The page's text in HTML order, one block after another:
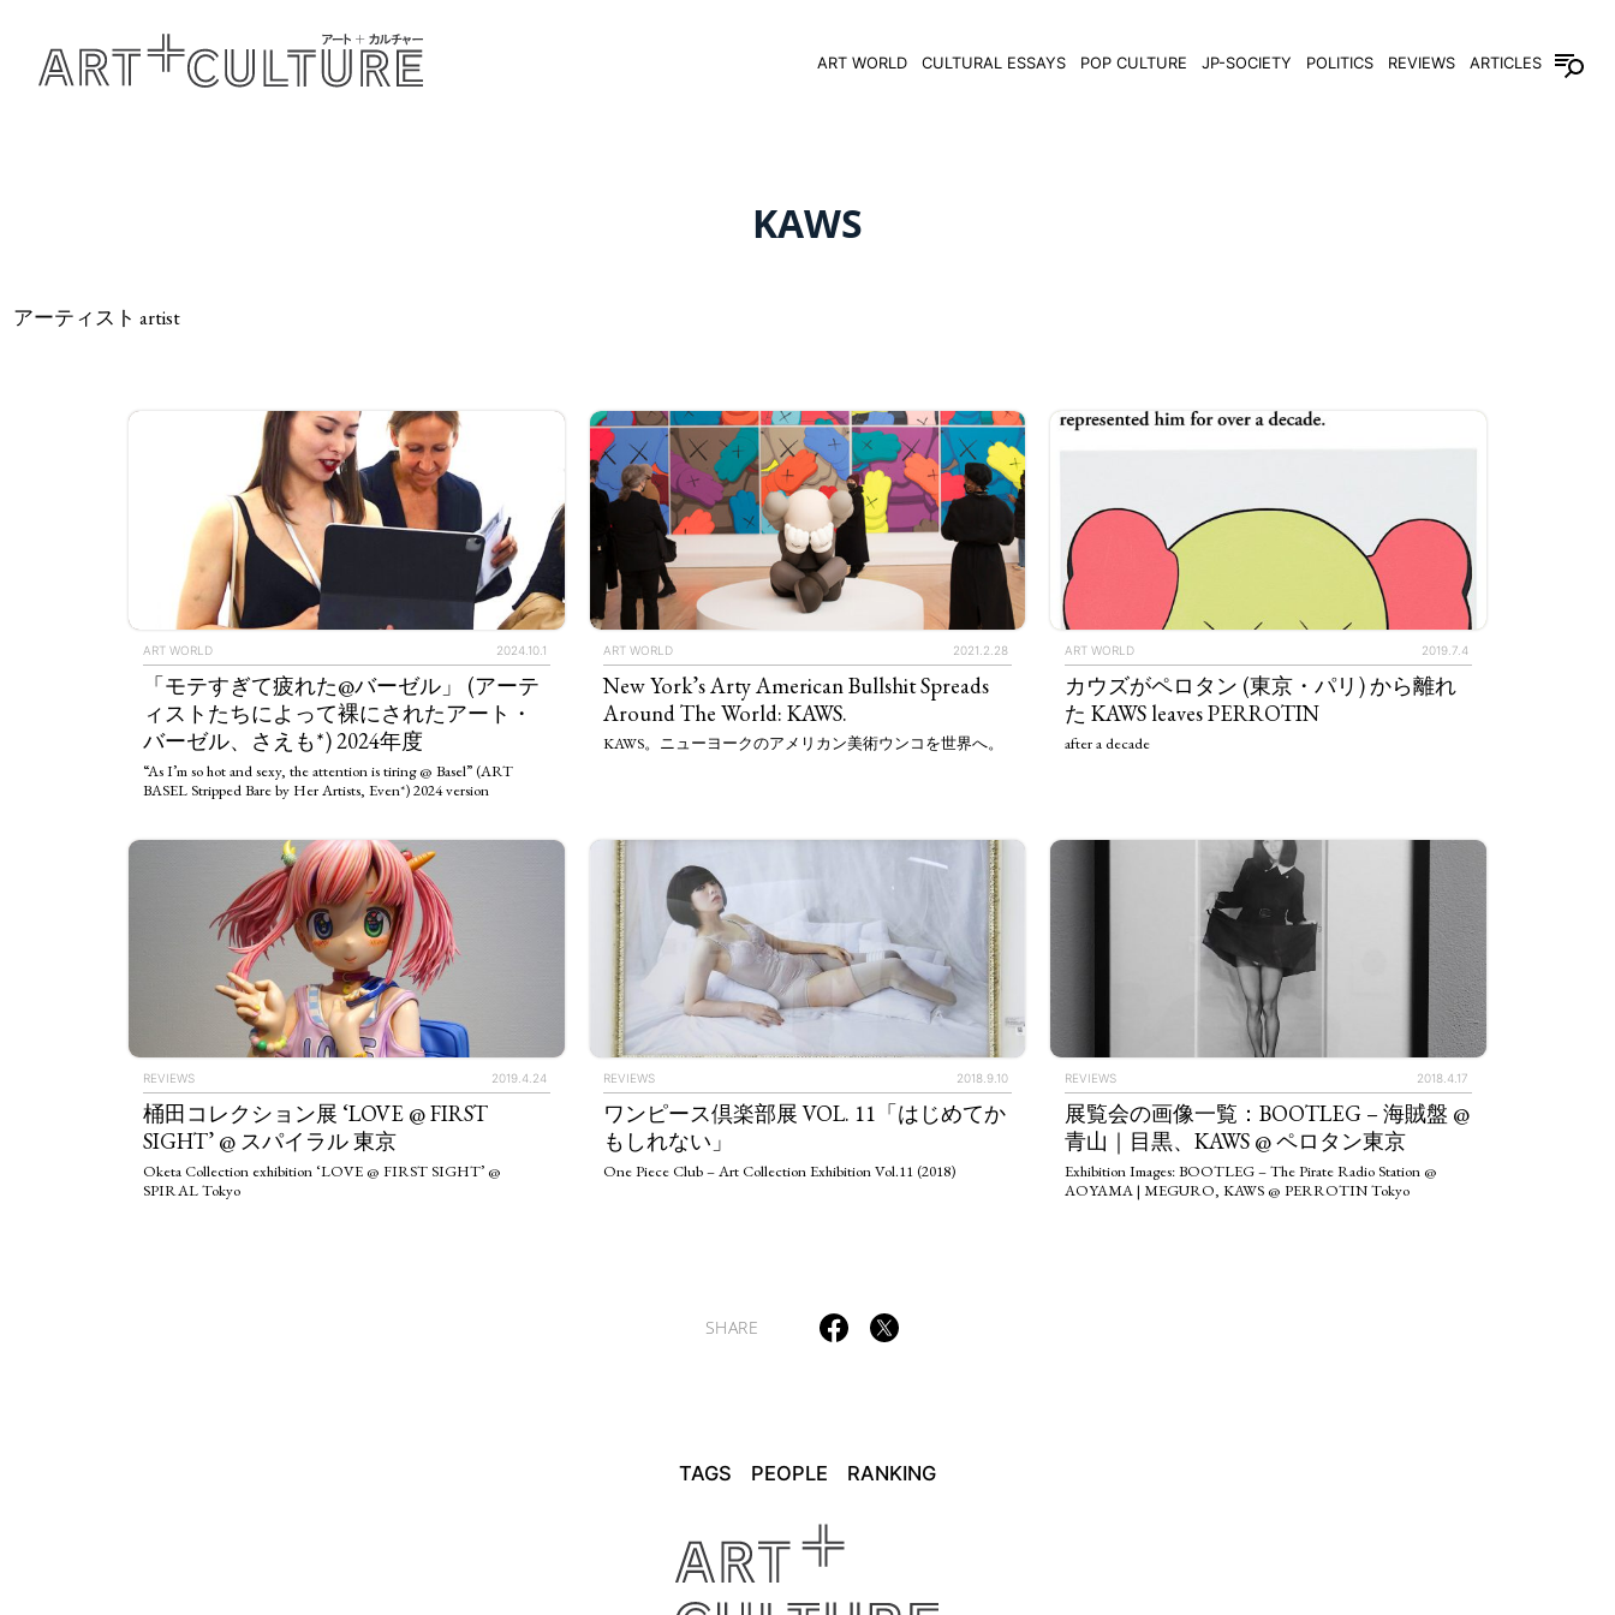
ART WORLD CULTURAL ESSAYS POP CULTURE JP-SOCIETY POLITICS REVIEWS ARTICLES
TAGS RANKING
ART WORLD CULTURAL ESSAYS POP CULTURE JP-SOCIETY POLITICS REVIEWS ARTICLES
KAWS
アーティスト artist
ART WORLD 2024.10.1
「モテすぎて疲れた@バーゼル」 (アーテ
ィストたちによって裸にされたアート・
バーゼル、さえも*) 2024年度
“As I’m so hot and sexy, the attention is tiring @ Basel” (ART
BASEL Stripped Bare by Her Artists, Even*) 2024 version
ART WORLD 2021.2.28
New York’s Arty American Bullshit Spreads
Around The World: KAWS.
KAWS。ニューヨークのアメリカン美術ウンコを世界へ。
ART WORLD 2019.7.4
カウズがペロタン (東京・パリ) から離れ
た KAWS leaves PERROTIN
after a decade
REVIEWS 2019.4.24
桶田コレクション展 ‘LOVE @ FIRST
SIGHT’ @ スパイラル 東京
Oketa Collection exhibition ‘LOVE @ FIRST SIGHT’ @
SPIRAL Tokyo
REVIEWS 2018.9.10
ワンピース倶楽部展 VOL. 11「はじめてか
もしれない」
One Piece Club – Art Collection Exhibition Vol.11 (2018)
REVIEWS 2018.4.17
展覧会の画像一覧：BOOTLEG – 海賊盤 @
青山｜目黒、KAWS @ ペロタン東京
Exhibition Images: BOOTLEG – The Pirate Radio Station @
AOYAMA | MEGURO, KAWS @ PERROTIN Tokyo
SHARE
TAGS PEOPLE RANKING